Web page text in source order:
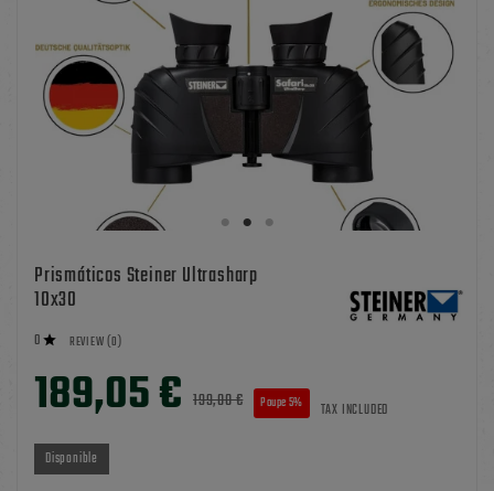
Prismáticos Steiner Ultrasharp
10x30
0  REVIEW (0)
189,05 € 199,00 € Poupe 5% TAX INCLUDED
Disponible